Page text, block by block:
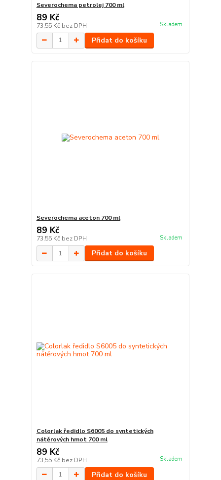
Severochema petrolej 700 ml
89 Kč
73,55 Kč bez DPH Skladem
Přidat do košíku
Severochema aceton 700 ml
89 Kč
73,55 Kč bez DPH Skladem
Přidat do košíku
Colorlak ředidlo S6005 do syntetických
nátěrových hmot 700 ml
89 Kč
73,55 Kč bez DPH Skladem
Přidat do košíku